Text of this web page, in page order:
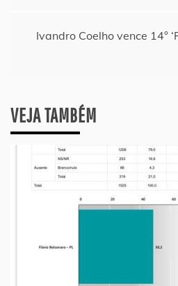
Ivandro Coelho vence 14°
VEJA TAMBÉM